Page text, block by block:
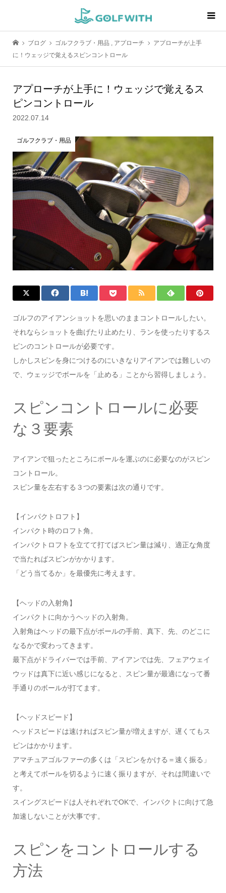
ブログ ゴルフクラブ・用品 , アプローチ
アプローチが上手
に！ウェッジで覚えるスピンコントロール
アプローチが上手に！ウェッジで覚えるス
ピンコントロール
2022.07.14
ゴルフクラブ・用品
ゴルフのアイアンショットを思いのままコントロールしたい。
それならショットを曲げたり止めたり、ランを使ったりするス
ピンのコントロールが必要です。
しかしスピンを身につけるのにいきなりアイアンでは難しいの
で、ウェッジでボールを「止める」ことから習得しましょう。
スピンコントロールに必要
な３要素
アイアンで狙ったところにボールを運ぶのに必要なのがスピン
コントロール。
スピン量を左右する３つの要素は次の通りです。
【インパクトロフト】
インパクト時のロフト角。
インパクトロフトを立てて打てばスピン量は減り、適正な角度
で当たればスピンがかかります。
「どう当てるか」を最優先に考えます。
【ヘッドの入射角】
インパクトに向かうヘッドの入射角。
入射角はヘッドの最下点がボールの手前、真下、先、のどこに
なるかで変わってきます。
最下点がドライバーでは手前、アイアンでは先、フェアウェイ
ウッドは真下に近い感じになると、スピン量が最適になって番
手通りのボールが打てます。
【ヘッドスピード】
ヘッドスピードは速ければスピン量が増えますが、遅くてもス
ピンはかかります。
アマチュアゴルファーの多くは「スピンをかける＝速く振る」
と考えてボールを切るように速く振りますが、それは間違いで
す。
スイングスピードは人それぞれでOKで、インパクトに向けて急
加速しないことが大事です。
スピンをコントロールする
方法